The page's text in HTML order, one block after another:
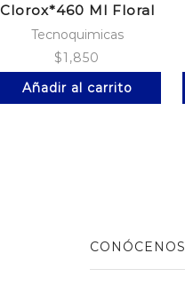
Clorox*460 Ml Floral
Tecnoquimicas
$1,850
Añadir al carrito
CONÓCENOS